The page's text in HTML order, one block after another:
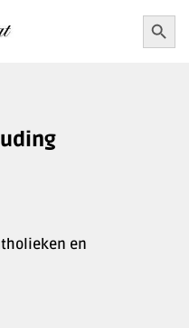
Zoek
naar:
en